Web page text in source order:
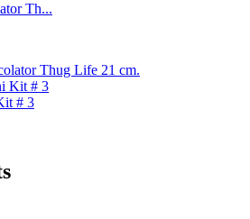
Th...
# 3